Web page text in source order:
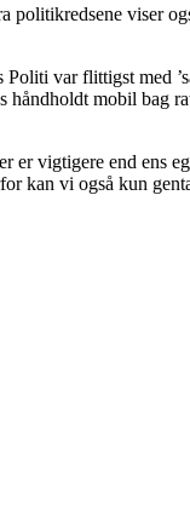
viser
var flittigst med
mobil bag
vigtigere end ens
kan vi også kun